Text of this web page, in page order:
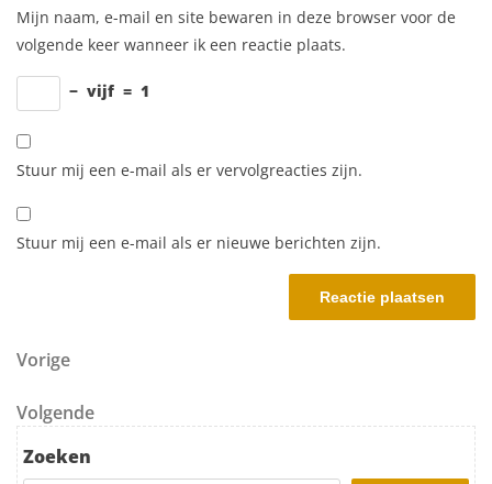
Mijn naam, e-mail en site bewaren in deze browser voor de
volgende keer wanneer ik een reactie plaats.
− vijf = 1
Stuur mij een e-mail als er vervolgreacties zijn.
Stuur mij een e-mail als er nieuwe berichten zijn.
Berichtnavigatie
Vorig bericht
Vorige
Volgend bericht
Volgende
Zoeken